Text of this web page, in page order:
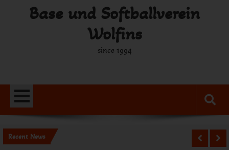
Base und Softballverein
Wolfins
since 1994
Recent News